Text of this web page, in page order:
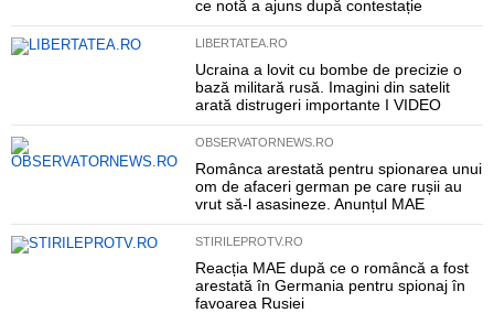
ce notă a ajuns după contestație
LIBERTATEA.RO
Ucraina a lovit cu bombe de precizie o
bază militară rusă. Imagini din satelit
arată distrugeri importante I VIDEO
OBSERVATORNEWS.RO
Românca arestată pentru spionarea unui
om de afaceri german pe care rușii au
vrut să-l asasineze. Anunțul MAE
STIRILEPROTV.RO
Reacția MAE după ce o româncă a fost
arestată în Germania pentru spionaj în
favoarea Rusiei